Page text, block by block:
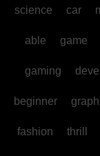
science car
able game
gaming
beginner graph
fashion thrill